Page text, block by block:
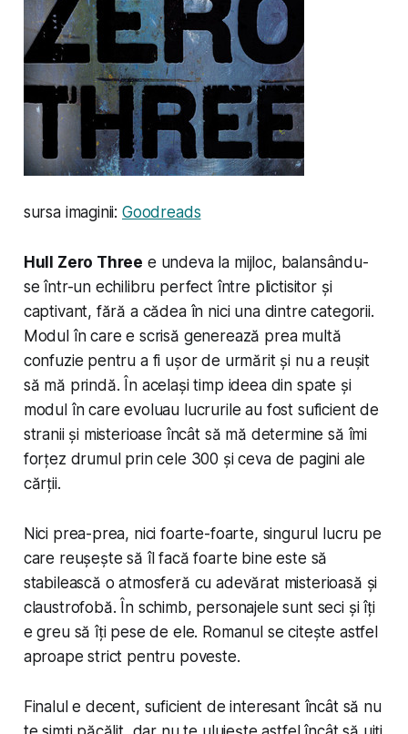
sursa imaginii: Goodreads
Hull Zero Three e undeva la mijloc, balansându-
se într-un echilibru perfect între plictisitor și
captivant, fără a cădea în nici una dintre categorii.
Modul în care e scrisă generează prea multă
confuzie pentru a fi ușor de urmărit și nu a reușit
să mă prindă. În același timp ideea din spate și
modul în care evoluau lucrurile au fost suficient de
stranii și misterioase încât să mă determine să îmi
forțez drumul prin cele 300 și ceva de pagini ale
cărții.
Nici prea-prea, nici foarte-foarte, singurul lucru pe
care reușește să îl facă foarte bine este să
stabilească o atmosferă cu adevărat misterioasă și
claustrofobă. În schimb, personajele sunt seci și îți
e greu să îți pese de ele. Romanul se citește astfel
aproape strict pentru poveste.
Finalul e decent, suficient de interesant încât să nu